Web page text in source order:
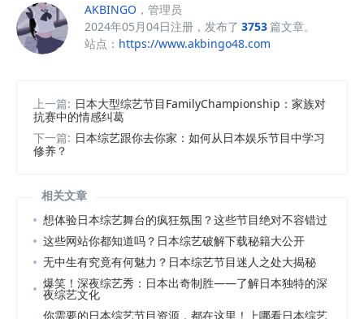
AKBINGO ，管理员
2024年05月04日注册，发布了 3753篇文章。
站点： https://www.akbingo48.com
上一篇: 日本大型综艺节目FamilyChampionship：家族对
抗赛中的情感纠葛
下一篇: 日本综艺跟你去你家：如何从日本娱乐节目中学习
修养？
相关文章
想体验日本综艺舞台的疯狂氛围？这些节目绝对不容错过
这些网站你都知道吗？日本综艺破解下载秘籍大公开
无中生有究竟有何魅力？日本综艺节目迷人之处大揭秘
爆笑！深夜综艺秀：日本出奇制胜——了解日本独特的深
夜综艺文化
你需要的日本综艺节目资源，都在这里！上哪看日本综艺